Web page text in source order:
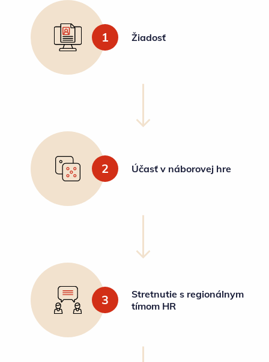
1 Žiadosť
2 Účasť v náborovej hre
3
Stretnutie s regionálnym
tímom HR